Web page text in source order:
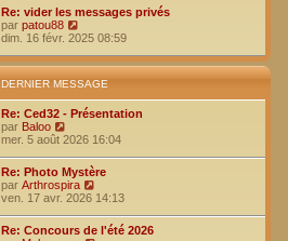
l
e
d
e
r
n
e
r
m
e
s
s
a
g
Re: vider les messages privés
par patou88
o
r
l
e
d
e
n
e
r
m
e
s
s
dim. 16 févr. 2025 08:59
DERNIER MESSAGE
Re: Ced32 - Présentation
par Baloo
o
l
e
d
e
r
mer. 5 août 2026 16:04
Re: Photo Mystère
par Arthrospira
o
l
ven. 17 avr. 2026 14:13
Re: Concours de l'été 2026